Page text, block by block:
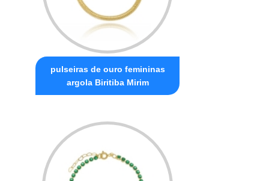
pulseiras de ouro femininas
argola Biritiba Mirim